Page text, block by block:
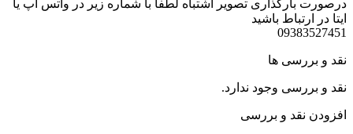
درصورت بارگذاری تصویر اشتباه لطفا با شماره زیر در واتس اپ یا
ایتا در ارتباط باشید
09383527451
نقد و بررسی ها
نقد و بررسی وجود ندارد.
افزودن نقد و بررسی